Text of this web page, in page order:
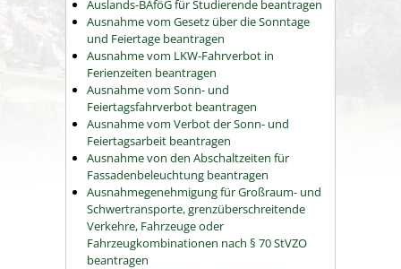
Auslands-BAföG für Studierende beantragen
Ausnahme vom Gesetz über die Sonntage
und Feiertage beantragen
Ausnahme vom LKW-Fahrverbot in
Ferienzeiten beantragen
Ausnahme vom Sonn- und
Feiertagsfahrverbot beantragen
Ausnahme vom Verbot der Sonn- und
Feiertagsarbeit beantragen
Ausnahme von den Abschaltzeiten für
Fassadenbeleuchtung beantragen
Ausnahmegenehmigung für Großraum- und
Schwertransporte, grenzüberschreitende
Verkehre, Fahrzeuge oder
Fahrzeugkombinationen nach § 70 StVZO
beantragen